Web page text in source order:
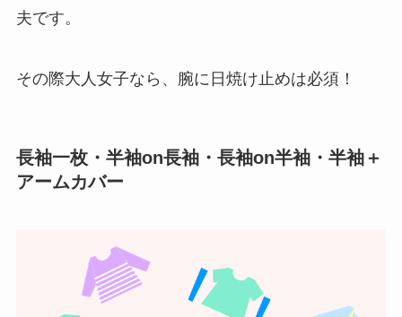
夫です。
その際大人女子なら、腕に日焼け止めは必須！
長袖一枚・半袖on長袖・長袖on半袖・半袖＋
アームカバー